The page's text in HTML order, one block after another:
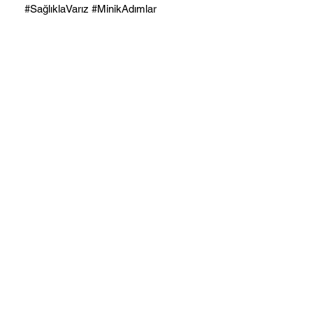
#SağlıklaVarız #MinikAdımlar